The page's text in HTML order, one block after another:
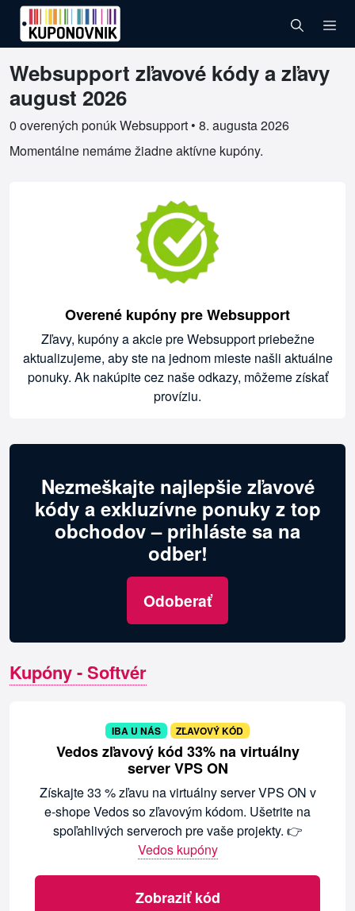
Websupport zľavové kódy a zľavy
august 2026
0 overených ponúk Websupport • 8. augusta 2026
Overené kupóny pre Websupport
Momentálne nemáme žiadne aktívne kupóny.
Overené kupóny pre Websupport
Zľavy, kupóny a akcie pre Websupport priebežne
aktualizujeme, aby ste na jednom mieste našli aktuálne
ponuky. Ak nakúpite cez naše odkazy, môžeme získať
províziu.
Nezmeškajte najlepšie zľavové
kódy a exkluzívne ponuky z top
obchodov – prihláste sa na
odber!
Odoberať
Kupóny - Softvér
IBA U NÁS ZĽAVOVÝ KÓD
Vedos zľavový kód 33% na virtuálny
server VPS ON
Získajte 33 % zľavu na virtuálny server VPS ON v
e-shope Vedos so zľavovým kódom. Ušetrite na
spoľahlivých serveroch pre vaše projekty. 👉
Vedos kupóny
Zobraziť kód